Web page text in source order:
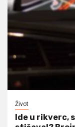
Život
Ide u rikverc,